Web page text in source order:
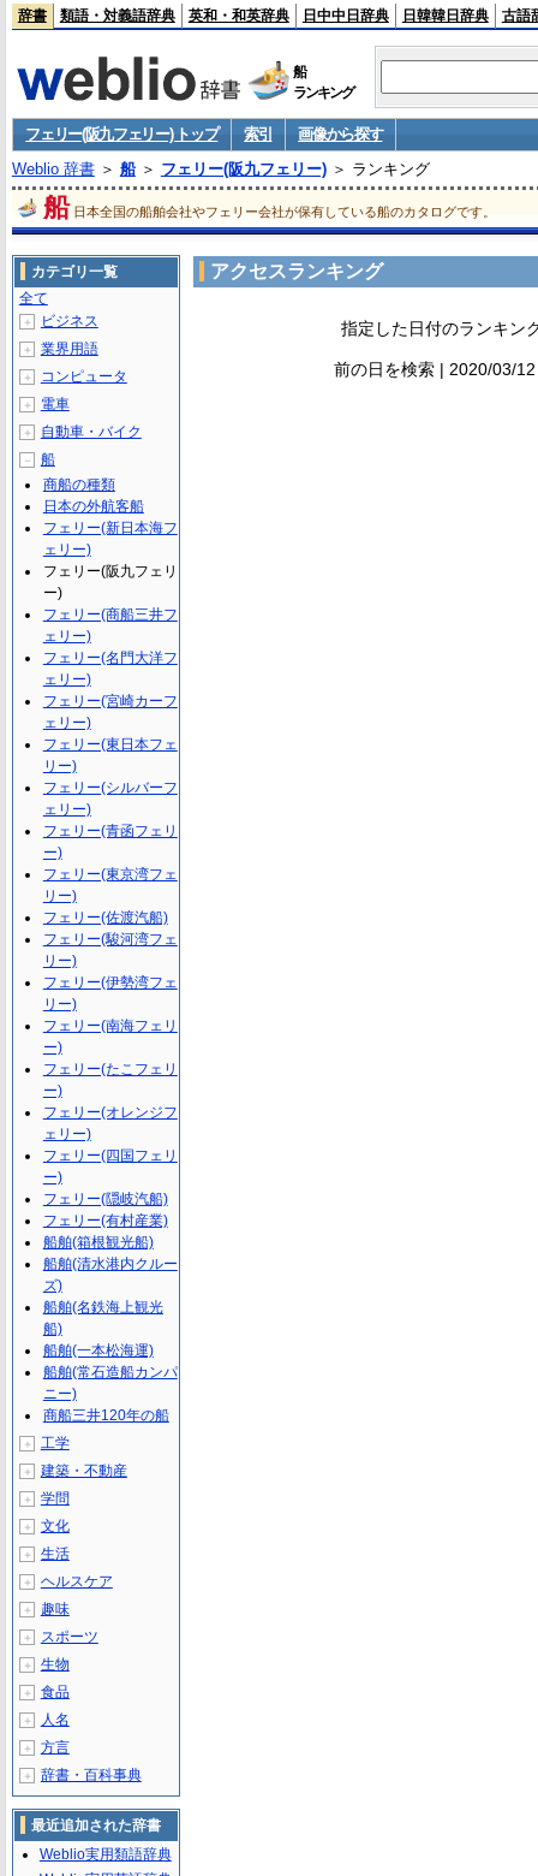
辞書 類語・対義語辞典 英和・和英辞典 日中中日辞典 日韓韓日辞典 古語
船
ランキング
フェリー(阪九フェリー) トップ 索引
画像から探す
Weblio 辞書＞ 船＞ フェリー(阪九フェリー)＞ ランキング
船 日本全国の船舶会社やフェリー会社が保有している船のカタログです。
アクセスランキング
指定した日付のランキン
前の日を検索 | 2020/03/
カテゴリ一覧
全て
＋ ビジネス
＋ 業界用語
＋ コンピュータ
＋ 電車
＋ 自動車・バイク
－
船
商船の種類
日本の外航客船
フェリー(新日本海フ
ェリー)
フェリー(阪九フェリ
ー)
フェリー(商船三井フ
ェリー)
フェリー(名門大洋フ
ェリー)
フェリー(宮崎カーフ
ェリー)
フェリー(東日本フェ
リー)
フェリー(シルバーフ
ェリー)
フェリー(青函フェリ
ー)
フェリー(東京湾フェ
リー)
フェリー(佐渡汽船)
フェリー(駿河湾フェ
リー)
フェリー(伊勢湾フェ
リー)
フェリー(南海フェリ
ー)
フェリー(たこフェリ
ー)
フェリー(オレンジフ
ェリー)
フェリー(四国フェリ
ー)
フェリー(隠岐汽船)
フェリー(有村産業)
船舶(箱根観光船)
船舶(清水港内クルー
ズ)
船舶(名鉄海上観光
船)
船舶(一本松海運)
船舶(常石造船カンパ
ニー)
商船三井120年の船
＋ 工学
＋ 建築・不動産
＋ 学問
＋ 文化
＋ 生活
＋ ヘルスケア
＋ 趣味
＋ スポーツ
＋ 生物
＋ 食品
＋ 人名
＋ 方言
＋ 辞書・百科事典
最近追加された辞書
Weblio実用類語辞典